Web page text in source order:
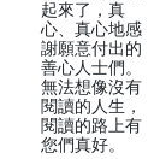
起來了，真
心、真心地感
謝願意付出的
善心人士們。
無法想像沒有
閱讀的人生，
閱讀的路上有
您們真好。